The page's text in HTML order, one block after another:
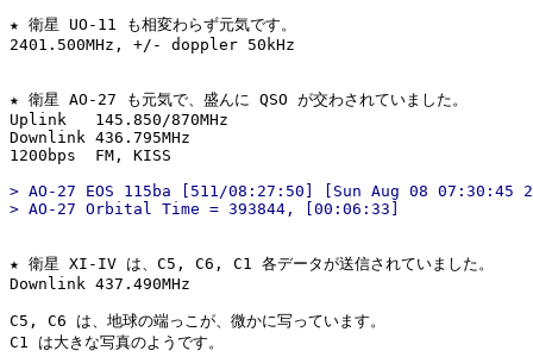
★ 衛星 UO-11 も相変わらず元気です。
2401.500MHz, +/- doppler 50kHz
★ 衛星 AO-27 も元気で、盛んに QSO が交わされていました。
Uplink   145.850/870MHz
Downlink 436.795MHz
> AO-27 EOS 115ba [511/08:27:50] [Sun Aug 08 07:30:45
★ 衛星 XI-IV は、C5, C6, C1 各データが送信されていました。
Downlink 437.490MHz
C5, C6 は、地球の端っこが、微かに写っています。
C1 は大きな写真のようです。